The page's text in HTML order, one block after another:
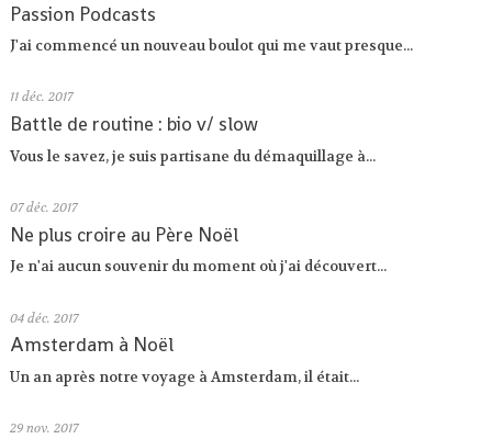
Passion Podcasts
J'ai commencé un nouveau boulot qui me vaut presque...
11 déc. 2017
Battle de routine : bio v/ slow
Vous le savez, je suis partisane du démaquillage à...
07 déc. 2017
Ne plus croire au Père Noël
Je n'ai aucun souvenir du moment où j'ai découvert...
04 déc. 2017
Amsterdam à Noël
Un an après notre voyage à Amsterdam, il était...
29 nov. 2017